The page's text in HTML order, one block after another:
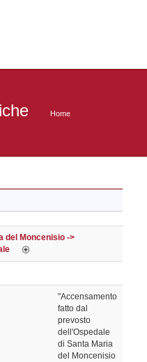
Home
del Moncenisio ->
"Accensamento
fatto dal
prevosto
dell'Ospedale
di Santa Maria
del Moncenisio